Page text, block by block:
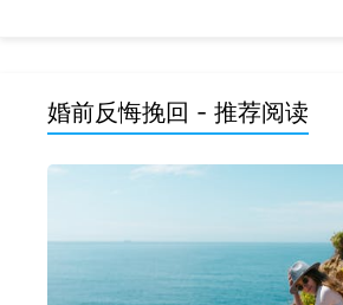
婚前反悔挽回 - 推荐阅读